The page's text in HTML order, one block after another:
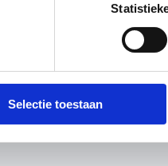
Selectie toestaan
4,1% in deze groep. Dit
dat één auto dit gebrek
in de RDW-data. Deze